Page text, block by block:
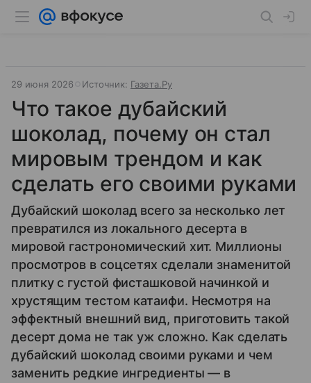
29 июня 2026 Источник: Газета.Ру
Что такое дубайский
шоколад, почему он стал
мировым трендом и как
сделать его своими руками
Дубайский шоколад всего за несколько лет
превратился из локального десерта в
мировой гастрономический хит. Миллионы
просмотров в соцсетях сделали знаменитой
плитку с густой фисташковой начинкой и
хрустящим тестом катаифи. Несмотря на
эффектный внешний вид, приготовить такой
десерт дома не так уж сложно. Как сделать
дубайский шоколад своими руками и чем
заменить редкие ингредиенты — в